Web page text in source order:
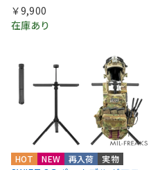
￥9,900
在庫あり
HOT NEW 再入荷 実物